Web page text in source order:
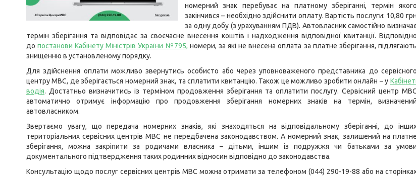
номерний знак перебуває на платному зберіганні, термін якого
закінчився – необхідно здійснити оплату. Вартість послуги: 10,80 грн
за одну добу (з урахуванням ПДВ). Автовласник самостійно
термін зберігання та відповідає за своєчасне внесення коштів і надходження відповідної квитанції. Відповідно
допостанови Кабінету Міністрів України №795, номери, за які не внесена оплата за платне зберігання, підлягають
знищенню в установленому порядку.
Для здійснення оплати можливо звернутись особисто або через уповноваженого представника до сервісного
центру МВС, де зберігається номерний знак, та сплатити квитанцію. Також це можливо зробити онлайн – у Кабінеті
водія. Достатньо визначитись із терміном продовження зберігання та оплатити послугу. Сервісний центр МВС
автоматично отримує інформацію про продовження зберігання номерних знаків на термін, визначений
автовласником.
Звертаємо увагу, що передача номерних знаків, які знаходяться на відповідальному зберіганні, до
територіальних сервісних центрів МВС не передбачена законодавством. А номерний знак, залишений на платне
зберігання, можна закріпити за родичами власника – дітьми, іншим із подружжя чи батьками за умови
документального підтвердження таких родинних відносин відповідно до законодавства.
Консультацію щодо послуг сервісних центрів МВС можна отримати за телефоном (044) 290-19-88 або на